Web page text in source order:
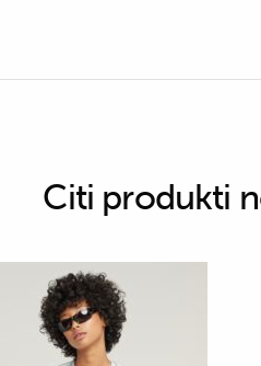
Citi produkti